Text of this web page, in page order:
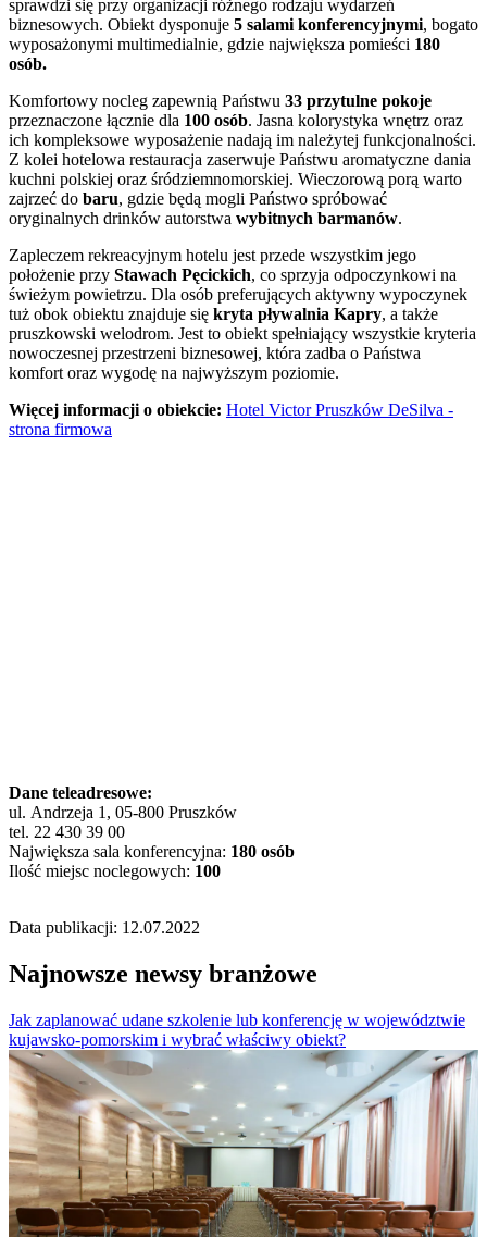
sprawdzi się przy organizacji różnego rodzaju wydarzeń
biznesowych. Obiekt dysponuje 5 salami konferencyjnymi, bogato
wyposażonymi multimedialnie, gdzie największa pomieści 180
osób.
Komfortowy nocleg zapewnią Państwu 33 przytulne pokoje
przeznaczone łącznie dla 100 osób. Jasna kolorystyka wnętrz oraz
ich kompleksowe wyposażenie nadają im należytej funkcjonalności.
Z kolei hotelowa restauracja zaserwuje Państwu aromatyczne dania
kuchni polskiej oraz śródziemnomorskiej. Wieczorową porą warto
zajrzeć do baru, gdzie będą mogli Państwo spróbować
oryginalnych drinków autorstwa wybitnych barmanów.
Zapleczem rekreacyjnym hotelu jest przede wszystkim jego
położenie przy Stawach Pęcickich, co sprzyja odpoczynkowi na
świeżym powietrzu. Dla osób preferujących aktywny wypoczynek
tuż obok obiektu znajduje się kryta pływalnia Kapry, a także
pruszkowski welodrom. Jest to obiekt spełniający wszystkie kryteria
nowoczesnej przestrzeni biznesowej, która zadba o Państwa
komfort oraz wygodę na najwyższym poziomie.
Więcej informacji o obiekcie: Hotel Victor Pruszków DeSilva -
strona firmowa
Dane teleadresowe:
ul. Andrzeja 1, 05-800 Pruszków
tel. 22 430 39 00
Największa sala konferencyjna: 180 osób
Ilość miejsc noclegowych: 100
Data publikacji: 12.07.2022
Najnowsze newsy branżowe
Jak zaplanować udane szkolenie lub konferencję w województwie
kujawsko-pomorskim i wybrać właściwy obiekt?